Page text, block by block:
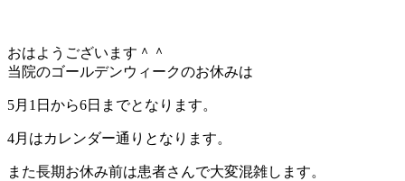
おはようございます＾＾
当院のゴールデンウィークのお休みは
5月1日から6日までとなります。
4月はカレンダー通りとなります。
また長期お休み前は患者さんで大変混雑します。